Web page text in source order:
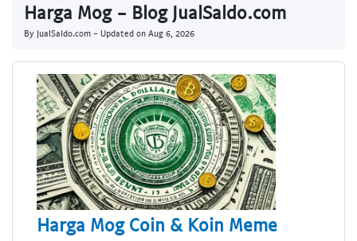
Harga Mog - Blog JualSaldo.com
By JualSaldo.com - Updated on Aug 6, 2026
Harga Mog Coin & Koin Meme